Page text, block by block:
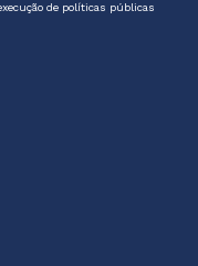
de políticas públicas